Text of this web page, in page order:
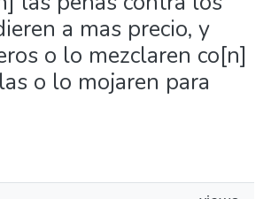
a mas precio, y
o lo mezclaren co[n]
o lo mojaren para